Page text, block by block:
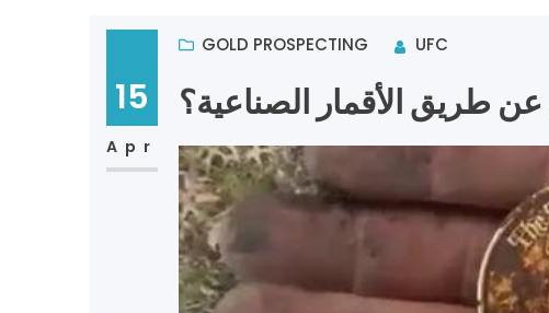
15
Apr
GOLD PROSPECTING UFC
طريق الأقمار الصناعية؟